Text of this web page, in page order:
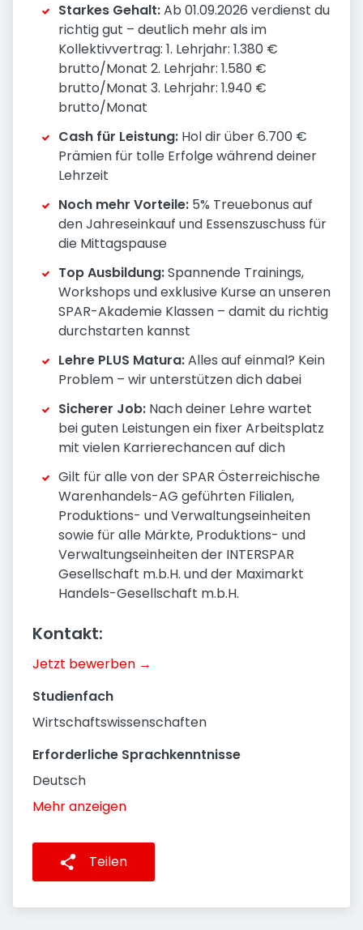
Starkes Gehalt:Ab 01.09.2026 verdienst du
richtig gut – deutlich mehr als im
Kollektivvertrag: 1. Lehrjahr: 1.380 €
brutto/Monat 2. Lehrjahr: 1.580 €
brutto/Monat 3. Lehrjahr: 1.940 €
brutto/Monat
Cash für Leistung: Hol dir über 6.700 €
Prämien für tolle Erfolge während deiner
Lehrzeit
Noch mehr Vorteile: 5% Treuebonus auf
den Jahreseinkauf und Essenszuschuss für
die Mittagspause
Top Ausbildung:Spannende Trainings,
Workshops und exklusive Kurse an unseren
SPAR-Akademie Klassen – damit du richtig
durchstarten kannst
Lehre PLUS Matura:Alles auf einmal? Kein
Problem – wir unterstützen dich dabei
Sicherer Job: Nach deiner Lehre wartet
bei guten Leistungen ein fixer Arbeitsplatz
mit vielen Karrierechancen auf dich
Gilt für alle von der SPAR Österreichische
Warenhandels-AG geführten Filialen,
Produktions- und Verwaltungseinheiten
sowie für alle Märkte, Produktions- und
Verwaltungseinheiten der INTERSPAR
Gesellschaft m.b.H. und der Maximarkt
Handels-Gesellschaft m.b.H.
Kontakt:
Jetzt bewerben →
Studienfach
Wirtschaftswissenschaften
Erforderliche Sprachkenntnisse
Deutsch
Mehr anzeigen
Teilen